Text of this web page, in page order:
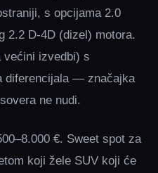
s opcijama 2.0
2.2 D-4D (dizel) motora.
većini izvedbi) s
diferencijala — značajka
ne nudi.
€. Sweet spot za
koji žele SUV koji će